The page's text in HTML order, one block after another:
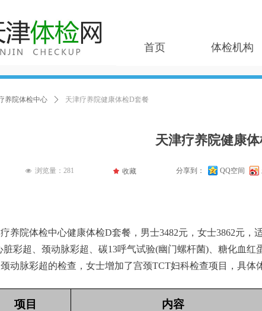
首页 体检机构
养院体检中心 ꄲ 天津疗养院健康体检D套餐
넶 浏览量： 281
天津疗养院健康
院体检中心健康体检D套餐，男士3482元，女士3862元，
脏彩超、颈动脉彩超、碳13呼气试验(幽门螺杆菌)、糖化血
动脉彩超的检查，女士增加了宫颈TCT妇科检查项目，具体
项目 内容
끄 收藏 分享到： QQ空间